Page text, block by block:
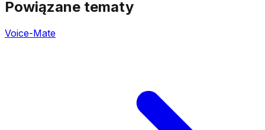
Powiązane tematy
Voice-Mate